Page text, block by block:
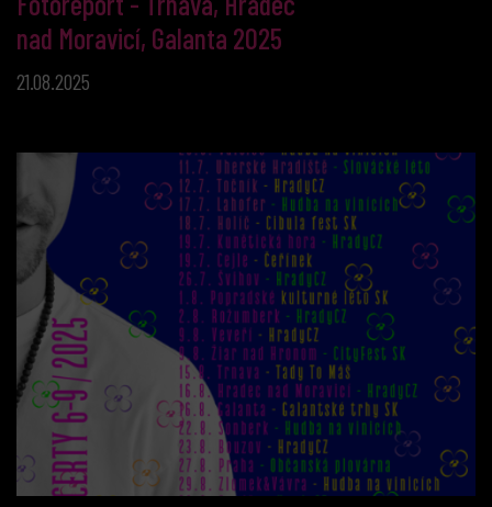
nad Moravicí, Galanta 2025
21.08.2025